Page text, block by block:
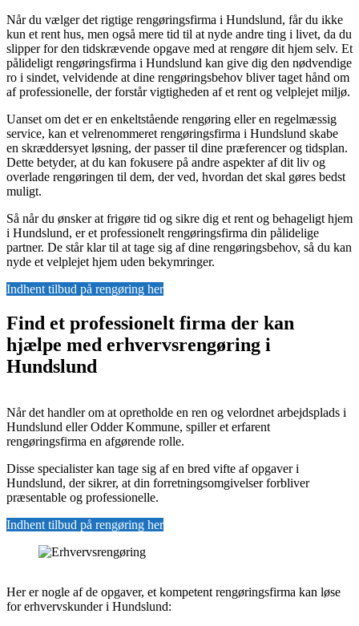
Når du vælger det rigtige rengøringsfirma i Hundslund, får du ikke
kun et rent hus, men også mere tid til at nyde andre ting i livet, da du
slipper for den tidskrævende opgave med at rengøre dit hjem selv. Et
pålideligt rengøringsfirma i Hundslund kan give dig den nødvendige
ro i sindet, velvidende at dine rengøringsbehov bliver taget hånd om
af professionelle, der forstår vigtigheden af et rent og velplejet miljø.
Uanset om det er en enkeltstående rengøring eller en regelmæssig
service, kan et velrenommeret rengøringsfirma i Hundslund skabe
en skræddersyet løsning, der passer til dine præferencer og tidsplan.
Dette betyder, at du kan fokusere på andre aspekter af dit liv og
overlade rengøringen til dem, der ved, hvordan det skal gøres bedst
muligt.
Så når du ønsker at frigøre tid og sikre dig et rent og behageligt hjem
i Hundslund, er et professionelt rengøringsfirma din pålidelige
partner. De står klar til at tage sig af dine rengøringsbehov, så du kan
nyde et velplejet hjem uden bekymringer.
Indhent tilbud på rengøring her
Find et professionelt firma der kan
hjælpe med erhvervsrengøring i
Hundslund
Når det handler om at opretholde en ren og velordnet arbejdsplads i
Hundslund eller Odder Kommune, spiller et erfarent
rengøringsfirma en afgørende rolle.
Disse specialister kan tage sig af en bred vifte af opgaver i
Hundslund, der sikrer, at din forretningsomgivelser forbliver
præsentable og professionelle.
Indhent tilbud på rengøring her
Her er nogle af de opgaver, et kompetent rengøringsfirma kan løse
for erhvervskunder i Hundslund: